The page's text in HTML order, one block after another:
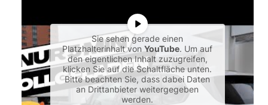
Sie sehen gerade einen
Platzhalterinhalt vonYouTube. Um auf
den eigentlichen Inhalt zuzugreifen,
klicken Sie auf die Schaltfläche unten.
Bitte beachten Sie, dass dabei Daten
an Drittanbieter weitergegeben
werden.